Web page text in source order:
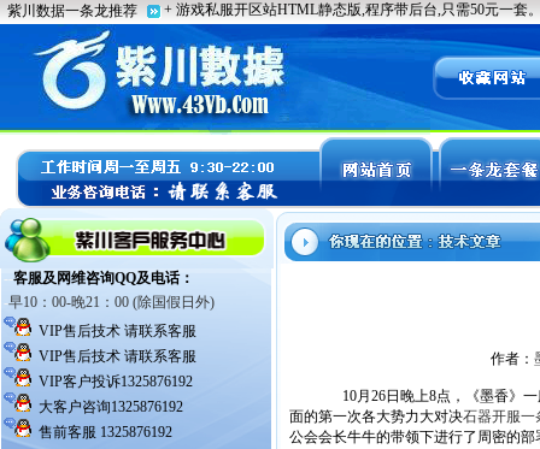
作者：
10月26日晚上8点，《墨香》一
面的第一次各大势力大对决石器开服一
公会会长牛牛的带领下进行了周密的